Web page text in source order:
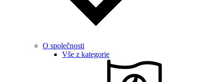
O společnosti
Vše z kategorie